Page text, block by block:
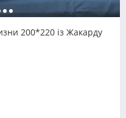
200*220 із Жакарду